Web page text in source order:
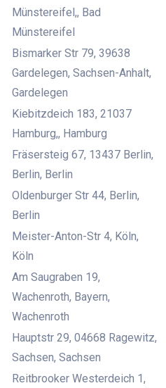
Münstereifel,, Bad
Münstereifel
Bismarker Str 79, 39638
Gardelegen, Sachsen-Anhalt,
Gardelegen
Kiebitzdeich 183, 21037
Hamburg,, Hamburg
Fräsersteig 67, 13437 Berlin,
Berlin, Berlin
Oldenburger Str 44, Berlin,
Berlin
Meister-Anton-Str 4, Köln,
Köln
Am Saugraben 19,
Wachenroth, Bayern,
Wachenroth
Hauptstr 29, 04668 Ragewitz,
Sachsen, Sachsen
Reitbrooker Westerdeich 1,